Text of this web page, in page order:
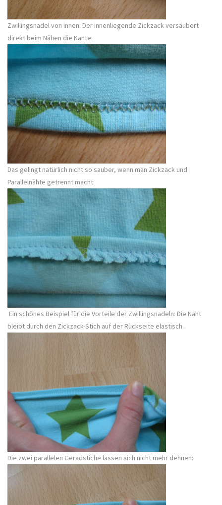
Zwillingsnadel von innen: Der innenliegende Zickzack versäubert
direkt beim Nähen die Kante:
Das gelingt natürlich nicht so sauber, wenn man Zickzack und
Parallelnähte getrennt macht:
Ein schönes Beispiel für die Vorteile der Zwillingsnadeln: Die Naht
bleibt durch den Zickzack-Stich auf der Rückseite elastisch.
Die zwei parallelen Geradstiche lassen sich nicht mehr dehnen: